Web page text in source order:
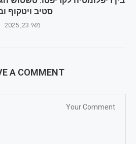
סטיב ויטקוף
מאי 23, 2025
A COMMENT